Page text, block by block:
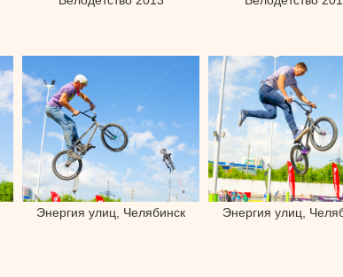
Энергия улиц, Челябинск Энергия улиц,